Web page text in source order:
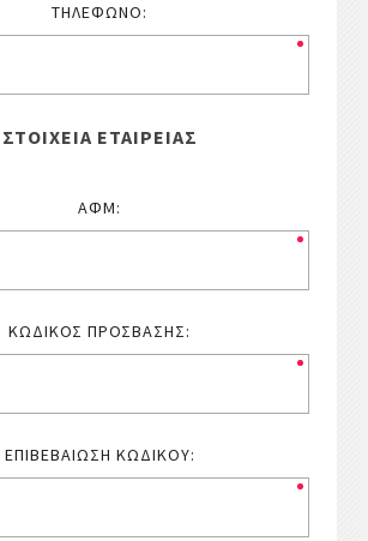
ΤΗΛΈΦΩΝΟ:
ΣΤΟΙΧΕΊΑ ΕΤΑΙΡΕΊΑΣ
ΑΦΜ:
ΚΩΔΙΚΌΣ ΠΡΌΣΒΑΣΗΣ:
ΕΠΙΒΕΒΑΊΩΣΗ ΚΩΔΙΚΟΎ: